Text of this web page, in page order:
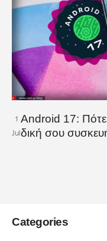
1
Jul
Android 17: Πότε
δική σου
Categories